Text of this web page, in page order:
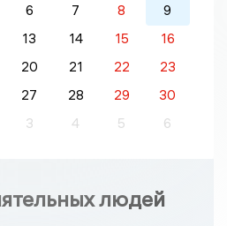
6 7 8
9
13 14 15
16
20 21 22
23
27 28 29
30
3 4 5 6
людей